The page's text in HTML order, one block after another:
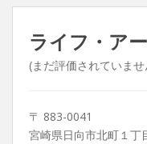
ライフ・ア
(まだ評価されていませ
〒 883-0041
宮崎県日向市北町１丁